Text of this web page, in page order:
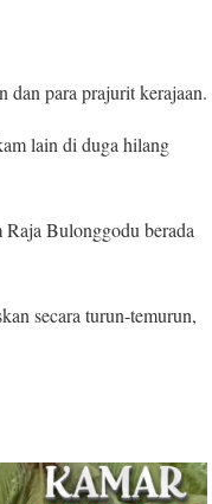
dan para prajurit kerajaan.
lain di duga hilang
Bulonggodu berada
secara turun-temurun,